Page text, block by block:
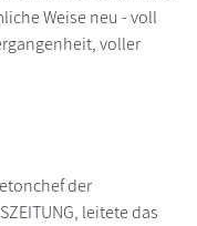
Weise neu - voll
voller
der
leitete das